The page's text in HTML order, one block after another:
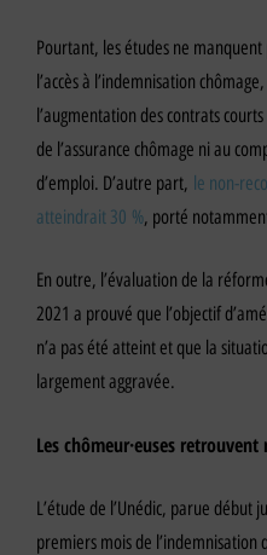
Pourtant, les études ne
l’accès à l’indemnisation chômage,
l’augmentation des contrats
de l’assurance chômage ni au
d’emploi. D’autre part, le non-
atteindrait 30 %, porté
En outre, l’évaluation de la
2021 a prouvé que l’objectif
n’a pas été atteint et que la
largement aggravée.
Les chômeur·euses
L’étude de l’Unédic, parue début
premiers mois de l’indemnisation